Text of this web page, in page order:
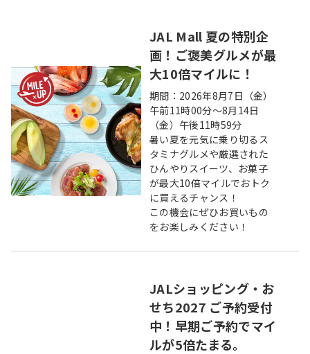
JAL Mall 夏の特別企
画！ご褒美グルメが最
大10倍マイルに！
期間：2026年8月7日（金）
午前11時00分～8月14日
（金）午後11時59分
暑い夏を元気に乗り切るス
タミナグルメや厳選された
ひんやりスイーツ、お菓子
が最大10倍マイルでおトク
に買えるチャンス！
この機会にぜひお買いもの
をお楽しみください！
JALショッピング・お
せち2027 ご予約受付
中！早期ご予約でマイ
ルが5倍たまる。